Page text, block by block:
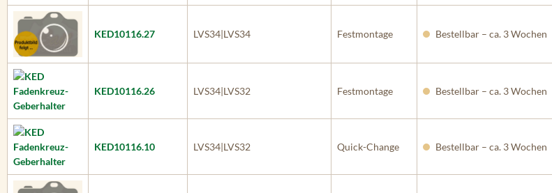
KED10116.27 LVS34|LVS34 Festmontage Bestellbar – ca. 3 Wochen
KED10116.26 LVS34|LVS32 Festmontage Bestellbar – ca. 3 Wochen
KED10116.10 LVS34|LVS32 Quick-Change Bestellbar – ca. 3 Wochen